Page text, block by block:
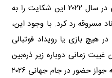
در نهایت، یک قاضی آمریکایی در سال ۲۰۲۲ این شکایت را به
مسروقه رد کرد. با وجود این،
هیچ بازی یا رویداد فوتبالی
زمانی دوباره زیر ذره‌بین
قرار گرفت که پرتغال روز یکشنبه جواز حضور در جام جهانی ۲۰۲۶